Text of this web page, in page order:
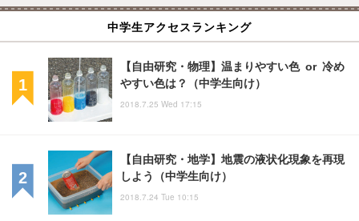
中学生アクセスランキング
【自由研究・物理】温まりやすい色 or 冷め
やすい色は？（中学生向け）
2018.7.25 Wed 17:15
【自由研究・地学】地震の液状化現象を再現
しよう（中学生向け）
2018.7.24 Tue 10:15